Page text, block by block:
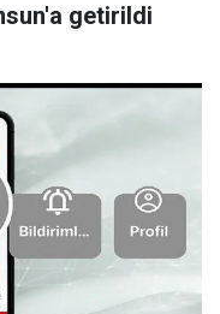
getirildi